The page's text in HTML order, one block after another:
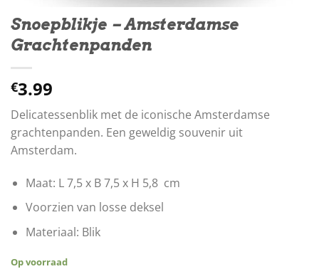
Snoepblikje – Amsterdamse
Grachtenpanden
€3.99
Delicatessenblik met de iconische Amsterdamse
grachtenpanden. Een geweldig souvenir uit
Amsterdam.
Maat: L 7,5 x B 7,5 x H 5,8 cm
Voorzien van losse deksel
Materiaal: Blik
Op voorraad